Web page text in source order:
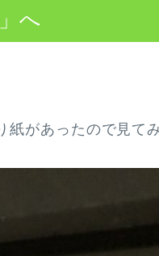
へ
があったので見て